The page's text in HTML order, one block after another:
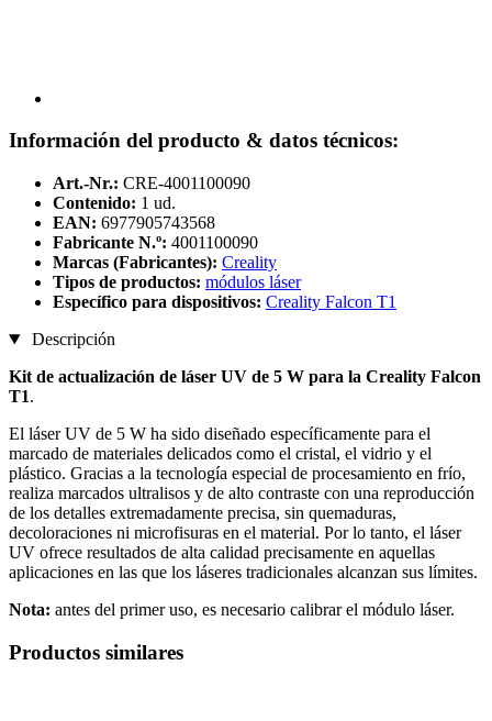
Información del producto & datos técnicos:
Art.-Nr.: CRE-4001100090
Contenido: 1 ud.
EAN: 6977905743568
Fabricante N.º: 4001100090
Marcas (Fabricantes): Creality
Tipos de productos: módulos láser
Específico para dispositivos: Creality Falcon T1
Descripción
Kit de actualización de láser UV de 5 W para la Creality Falcon
T1.
El láser UV de 5 W ha sido diseñado específicamente para el
marcado de materiales delicados como el cristal, el vidrio y el
plástico. Gracias a la tecnología especial de procesamiento en frío,
realiza marcados ultralisos y de alto contraste con una reproducción
de los detalles extremadamente precisa, sin quemaduras,
decoloraciones ni microfisuras en el material. Por lo tanto, el láser
UV ofrece resultados de alta calidad precisamente en aquellas
aplicaciones en las que los láseres tradicionales alcanzan sus límites.
Nota: antes del primer uso, es necesario calibrar el módulo láser.
Productos similares